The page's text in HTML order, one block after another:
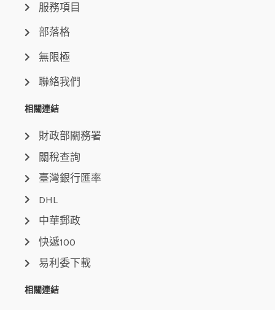
服務項目
部落格
無限極
聯絡我們
相關連結
財政部關務署
關稅查詢
臺灣銀行匯率
DHL
中華郵政
快遞100
易利委下載
相關連結